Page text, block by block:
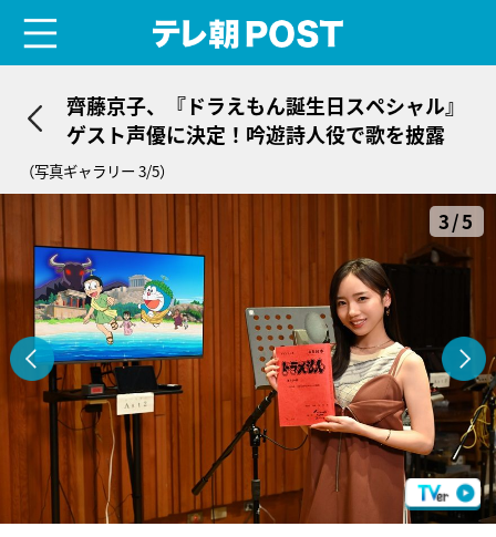
齊藤京子、『ドラえもん誕生日スペシャル』
ゲスト声優に決定！吟遊詩人役で歌を披露
（写真ギャラリー 3/5）
3/5